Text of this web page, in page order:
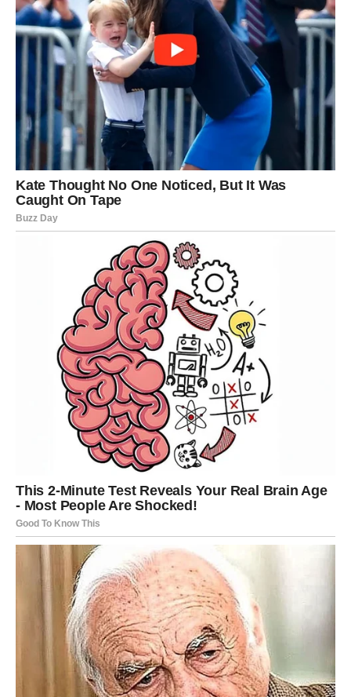
Započnite zagrijavanjem biljnog ulja u tavi na srednje jakoj
vatri. Nastavite s oblikovanjem i kuhanjem:
Smjesu oblikujte u pljeskavice i pecite ih u tavi otprilike 3-4
minute sa svake strane dok ne poprime lijepu zlatnosmeđu
boju. Ako volite drugačiji način pripreme, popečke možete
ispeći i u pećnici.
Nakon što poprime zlatnosmeđu boju, fritule prebacite na lim
za pečenje i stavite peći u prethodno zagrijanu pećnicu na
180°C (350°F) 20 minuta. Umak se može pripremiti
miješanjem sastojaka.
Pomiješajte kiselo vrhnje, majonezu, dimljenu papriku u prahu i
sušeni češnjak u maloj posudi. Temeljito izmiješajte sastojke.
Evo nekoliko preporuka kako poslužiti ovo jelo:
Za izvrsnu prezentaciju, tople popečke ukrasite svježe
nasjeckanim mladim lukom ili mirisnim začinskim biljem.
Popratite ih ukusnim umakom od dimljene paprike.